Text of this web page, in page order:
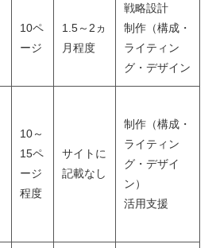
10ペ
ージ
1.5～2ヵ
月程度
戦略設計
制作（構成・
ライティン
グ・デザイン
10～
15ペ
ージ
程度
サイトに
記載なし
制作（構成・
ライティン
グ・デザイ
ン）
活用支援